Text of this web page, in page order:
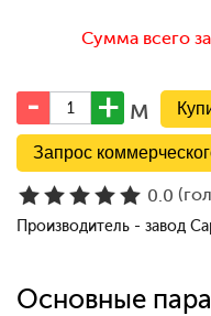
Сумма всего
м
Запрос
0.0
Производитель - завод
Основные